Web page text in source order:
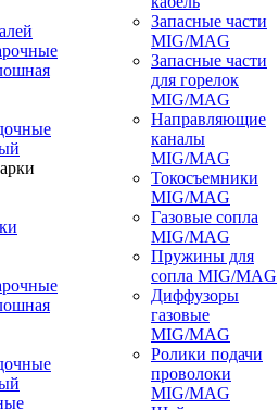
Запасные части
MIG/MAG
Запасные части
для горелок
MIG/MAG
Направляющие
каналы
MIG/MAG
Токосъемники
MIG/MAG
Газовые сопла
MIG/MAG
Пружины для
сопла MIG/MAG
Диффузоры
газовые
MIG/MAG
Ролики подачи
проволоки
MIG/MAG